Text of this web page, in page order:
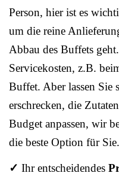
Person, hier ist es
um die reine
Abbau des Buffets
Servicekosten, z.B.
Buffet. Aber lassen Sie
erschrecken, die
Budget anpassen, wir
die beste Option für Sie.
✓ Ihr entscheidendes